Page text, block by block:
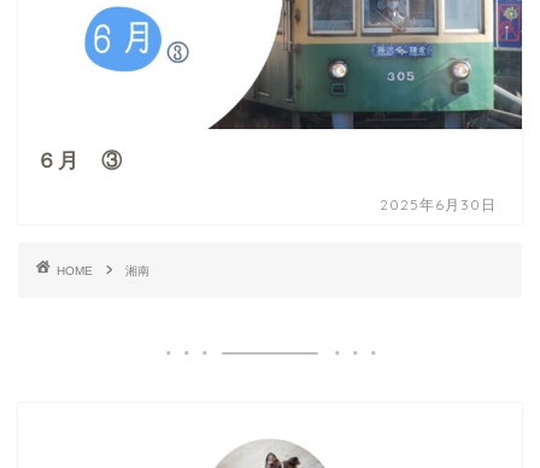
６月 ③
2025年6月30日
HOME 湘南